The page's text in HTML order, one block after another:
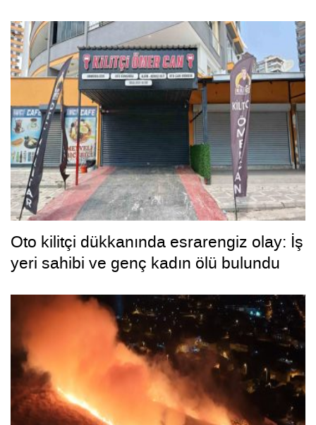
Oto kilitçi dükkanında esrarengiz olay: İş
yeri sahibi ve genç kadın ölü bulundu